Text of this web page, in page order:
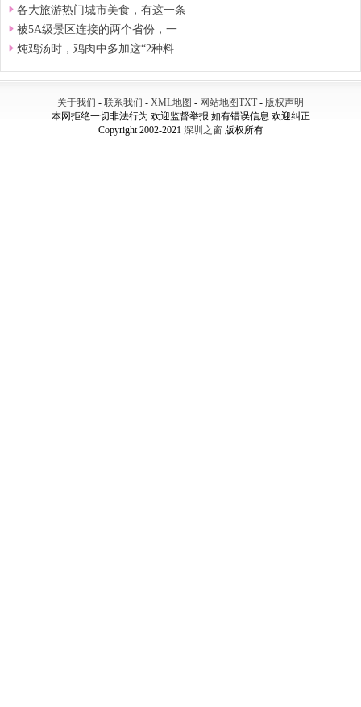
各大旅游热门城市美食，有这一条
被5A级景区连接的两个省份，一
炖鸡汤时，鸡肉中多加这“2种料
关于我们 - 联系我们 - XML地图 - 网站地图TXT- 版权声明
本网拒绝一切非法行为 欢迎监督举报 如有错误信息 欢迎纠正
Copyright 2002-2021 深圳之窗版权所有